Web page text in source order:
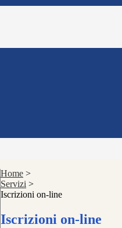
Home >
Servizi >
Iscrizioni on-line
Iscrizioni on-line